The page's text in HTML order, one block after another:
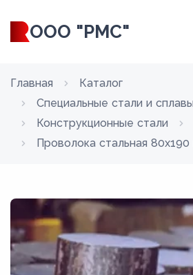
ООО "РМС"
Главная
Каталог
Специальные стали и сплавы
Конструкционные стали
Проволока стальная